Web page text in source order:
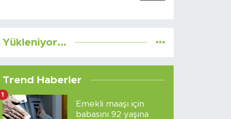
Yükleniyor...
Trend Haberler
Emekli maaşı için
babasını 92 yaşına
1